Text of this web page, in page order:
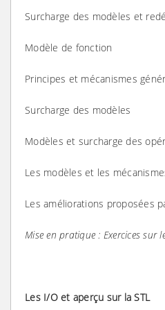
Surcharge des modèles et
Modèle de fonction
Principes et mécanismes
Surcharge des modèles
Modèles et surcharge des
Les modèles et les
Les améliorations proposées
Mise en pratique : Exercices sur
Les I/O et aperçu sur la STL